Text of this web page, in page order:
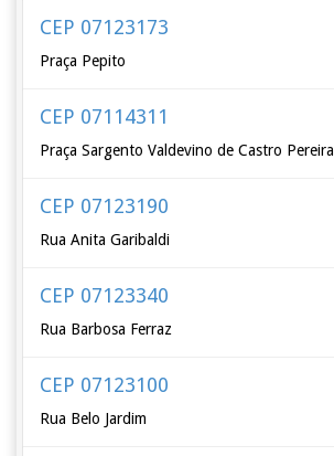
CEP 07123173
Praça Pepito
CEP 07114311
Praça Sargento Valdevino de Castro Pereira
CEP 07123190
Rua Anita Garibaldi
CEP 07123340
Rua Barbosa Ferraz
CEP 07123100
Rua Belo Jardim